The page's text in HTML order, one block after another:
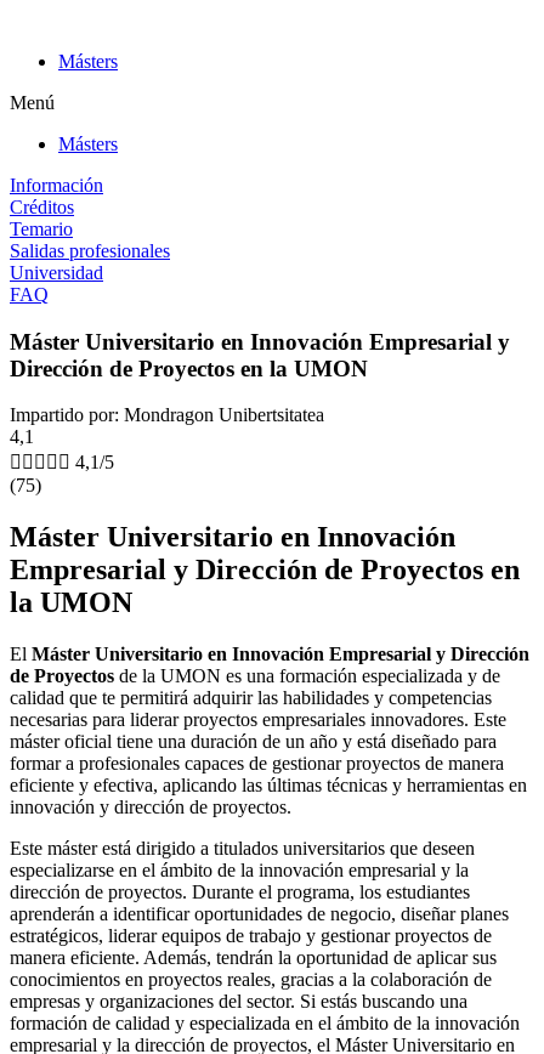
contenidoMásters
Menú
Másters
Información
Créditos
Temario
Salidas profesionales
Universidad
FAQ
Máster Universitario en Innovación Empresarial y
Dirección de Proyectos en la UMON
Impartido por: Mondragon Unibertsitatea
4,1
     4,1/5
(75)
Máster Universitario en Innovación
Empresarial y Dirección de Proyectos en
la UMON
El Máster Universitario en Innovación Empresarial y Dirección
de Proyectos de la UMON es una formación especializada y de
calidad que te permitirá adquirir las habilidades y competencias
necesarias para liderar proyectos empresariales innovadores. Este
máster oficial tiene una duración de un año y está diseñado para
formar a profesionales capaces de gestionar proyectos de manera
eficiente y efectiva, aplicando las últimas técnicas y herramientas en
innovación y dirección de proyectos.
Este máster está dirigido a titulados universitarios que deseen
especializarse en el ámbito de la innovación empresarial y la
dirección de proyectos. Durante el programa, los estudiantes
aprenderán a identificar oportunidades de negocio, diseñar planes
estratégicos, liderar equipos de trabajo y gestionar proyectos de
manera eficiente. Además, tendrán la oportunidad de aplicar sus
conocimientos en proyectos reales, gracias a la colaboración de
empresas y organizaciones del sector. Si estás buscando una
formación de calidad y especializada en el ámbito de la innovación
empresarial y la dirección de proyectos, el Máster Universitario en